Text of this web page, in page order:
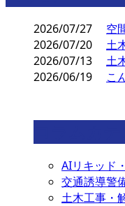
2026/07/27
空
2026/07/20
土
2026/07/13
土
2026/06/19
こ
AIリキッド
交通誘導警
土木工事・